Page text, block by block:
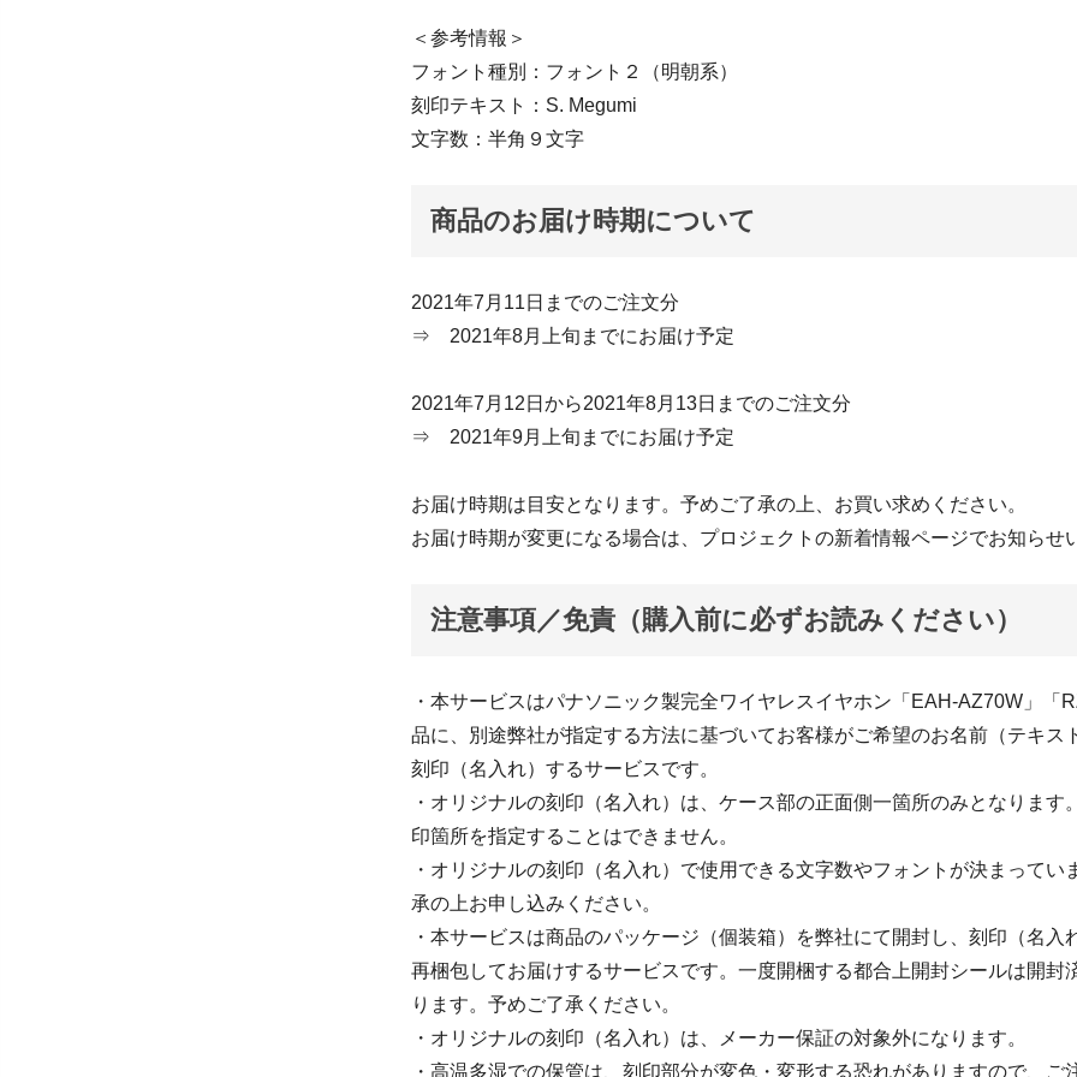
＜参考情報＞
フォント種別：フォント２（明朝系）
刻印テキスト：S. Megumi
文字数：半角９文字
商品のお届け時期について
2021年7月11日までのご注文分
⇒ 2021年8月上旬までにお届け予定
2021年7月12日から2021年8月13日までのご注文分
⇒ 2021年9月上旬までにお届け予定
お届け時期は目安となります。予めご了承の上、お買い求めください。
お届け時期が変更になる場合は、プロジェクトの新着情報ページでお知らせ
注意事項／免責（購入前に必ずお読みください）
・本サービスはパナソニック製完全ワイヤレスイヤホン「EAH-AZ70W」「
品に、別途弊社が指定する方法に基づいてお客様がご希望のお名前（テキス
刻印（名入れ）するサービスです。
・オリジナルの刻印（名入れ）は、ケース部の正面側一箇所のみとなります
印箇所を指定することはできません。
・オリジナルの刻印（名入れ）で使用できる文字数やフォントが決まってい
承の上お申し込みください。
・本サービスは商品のパッケージ（個装箱）を弊社にて開封し、刻印（名入
再梱包してお届けするサービスです。一度開梱する都合上開封シールは開封
ります。予めご了承ください。
・オリジナルの刻印（名入れ）は、メーカー保証の対象外になります。
・高温多湿での保管は、刻印部分が変色・変形する恐れがありますので、ご